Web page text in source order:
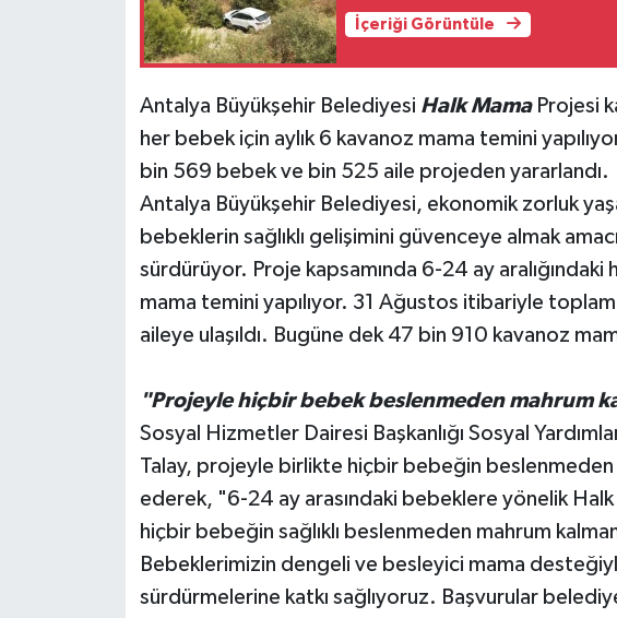
İçeriği Görüntüle
Antalya Büyükşehir Belediyesi Halk Mama Projesi
her bebek için aylık 6 kavanoz mama temini
bin 569 bebek ve bin 525 aile projeden yararlandı.
Antalya Büyükşehir Belediyesi, ekonomik zorluk
bebeklerin sağlıklı gelişimini güvenceye almak
sürdürüyor. Proje kapsamında 6-24 ay aralığındaki
mama temini yapılıyor. 31 Ağustos itibariyle
aileye ulaşıldı. Bugüne dek 47 bin 910 kavanoz
"Projeyle hiçbir bebek beslenmeden mahrum
Sosyal Hizmetler Dairesi Başkanlığı Sosyal
Talay, projeyle birlikte hiçbir bebeğin beslenmeden
ederek, "6-24 ay arasındaki bebeklere yönelik
hiçbir bebeğin sağlıklı beslenmeden mahrum
Bebeklerimizin dengeli ve besleyici mama
sürdürmelerine katkı sağlıyoruz. Başvurular
Sosyal medya
Teknoloji